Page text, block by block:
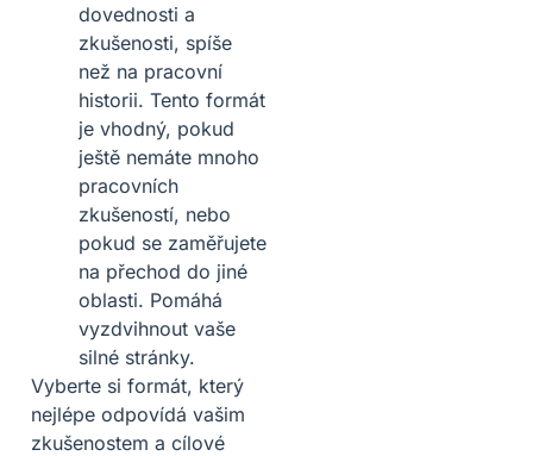
dovednosti a
zkušenosti, spíše
než na pracovní
historii. Tento formát
je vhodný, pokud
ještě nemáte mnoho
pracovních
zkušeností, nebo
pokud se zaměřujete
na přechod do jiné
oblasti. Pomáhá
vyzdvihnout vaše
silné stránky.
Vyberte si formát, který
nejlépe odpovídá vašim
zkušenostem a cílové